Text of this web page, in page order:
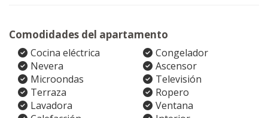
Comodidades del apartamento
Cocina eléctrica
Congelador
Nevera
Ascensor
Microondas
Televisión
Terraza
Ropero
Lavadora
Ventana